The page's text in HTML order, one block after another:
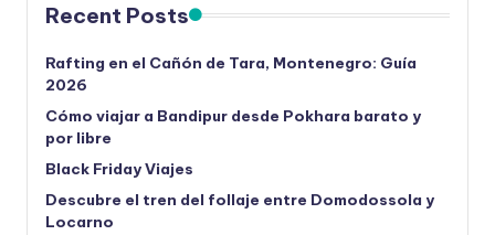
Recent Posts
Rafting en el Cañón de Tara, Montenegro: Guía
2026
Cómo viajar a Bandipur desde Pokhara barato y
por libre
Black Friday Viajes
Descubre el tren del follaje entre Domodossola y
Locarno